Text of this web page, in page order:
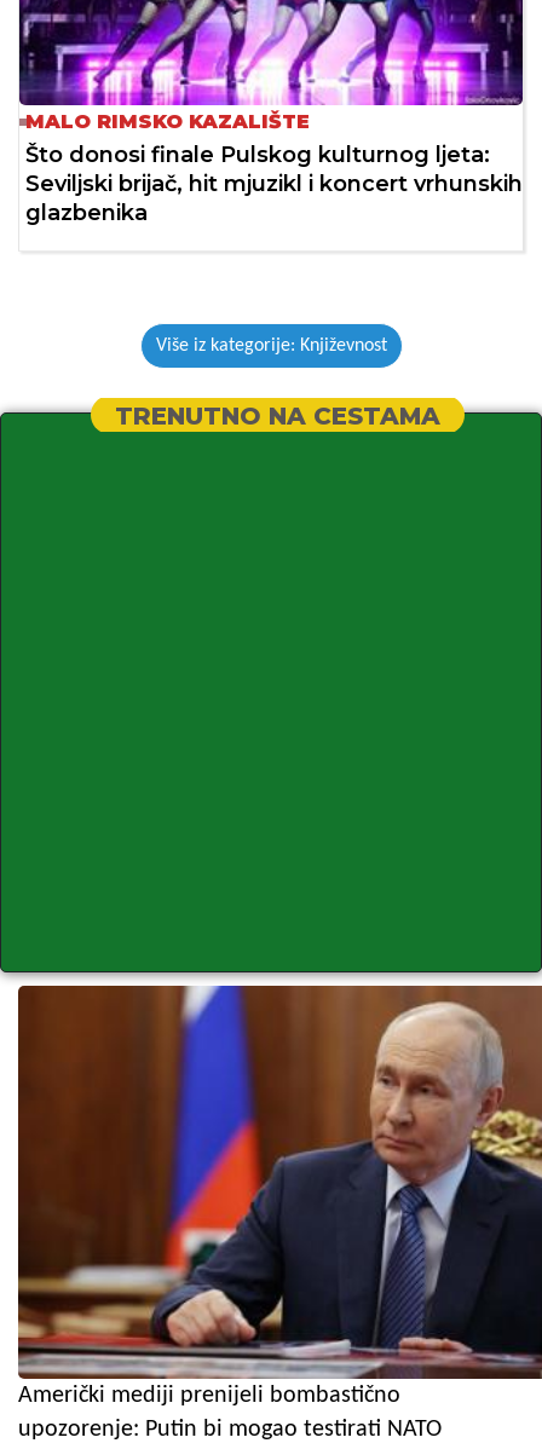
MALO RIMSKO KAZALIŠTE
Što donosi finale Pulskog kulturnog ljeta:
Seviljski brijač, hit mjuzikl i koncert vrhunskih
glazbenika
Više iz kategorije: Književnost
TRENUTNO NA CESTAMA
Američki mediji prenijeli bombastično
upozorenje: Putin bi mogao testirati NATO